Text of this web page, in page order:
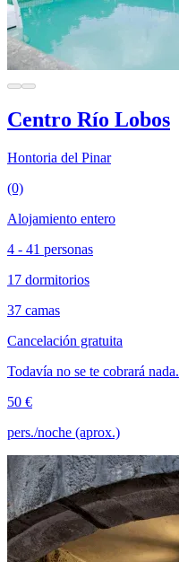
Centro Río Lobos
Hontoria del Pinar
(0)
Alojamiento entero
4 - 41 personas
17 dormitorios
37 camas
Cancelación gratuita
Todavía no se te cobrará nada.
50 €
pers./noche (aprox.)